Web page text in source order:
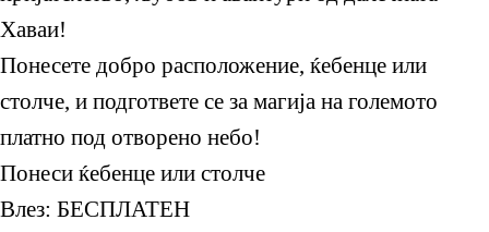
Хаваи!
Понесете добро расположение, ќебенце или
столче, и подгответе се за магија на големото
платно под отворено небо!
Понеси ќебенце или столче
Влез: БЕСПЛАТЕН